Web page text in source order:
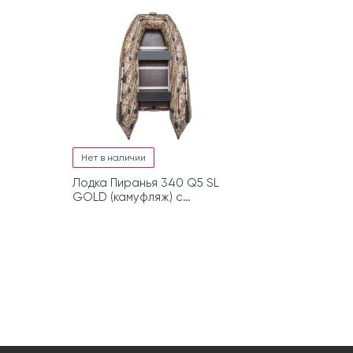
Нет в наличии
Лодка Пиранья 340 Q5 SL
GOLD (камуфляж) с